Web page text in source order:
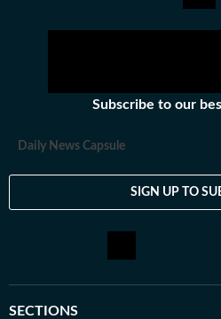
Subscribe to our
Daily News Capsule
SIGN UP TO
SECTIONS